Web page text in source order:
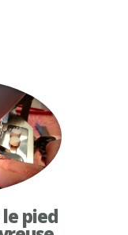
le pied